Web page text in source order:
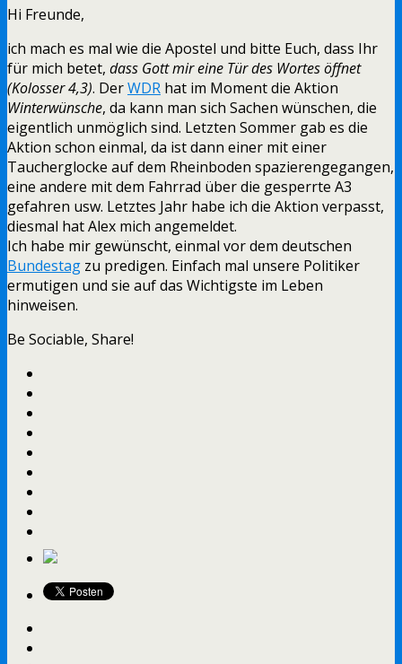
Hi Freunde,
ich mach es mal wie die Apostel und bitte Euch, dass Ihr
für mich betet, dass Gott mir eine Tür des Wortes öffnet
(Kolosser 4,3). DerWDR hat im Moment die Aktion
Winterwünsche, da kann man sich Sachen wünschen, die
eigentlich unmöglich sind. Letzten Sommer gab es die
Aktion schon einmal, da ist dann einer mit einer
Taucherglocke auf dem Rheinboden spazierengegangen,
eine andere mit dem Fahrrad über die gesperrte A3
gefahren usw. Letztes Jahr habe ich die Aktion verpasst,
diesmal hat Alex mich angemeldet.
Ich habe mir gewünscht, einmal vor dem deutschen
Bundestag zu predigen. Einfach mal unsere Politiker
ermutigen und sie auf das Wichtigste im Leben
hinweisen.
Be Sociable, Share!